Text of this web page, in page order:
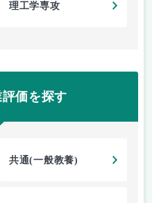
理工学専攻
価を探す
共通(一般教養)